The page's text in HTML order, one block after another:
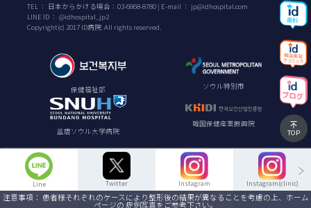
Line Twitter Instagram Instagram(clinic)
TEL ： 日本からかける場合： 03-6868-8780 | E-mail ： jp@idhospital.com
LINE ID ： @idhospital_jp2
Copyright(c) 2017 ID病院. All rights reserved.
保健福祉部 ソウル特別市
盆唐ソウル大学病院
韓国保健産業振興院
TOP
注意事項： 患者様それぞれのケースにより整形後の結果が異なることを考慮の上、ホーム
ページの 症例写真をご参考下さい。